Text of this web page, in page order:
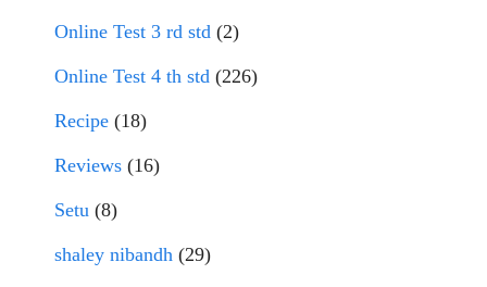
Online Test 3 rd std (2)
Online Test 4 th std (226)
Recipe (18)
Reviews (16)
Setu (8)
shaley nibandh (29)